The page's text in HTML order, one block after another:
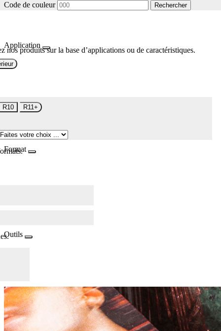
Code de couleur Rechercher
Application
nos produits sur la base d’applications ou de caractéristiques.
R10 R11+
Format
Outils